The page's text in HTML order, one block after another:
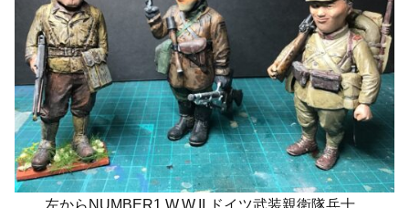
左からNUMBER1 W.W.II ドイツ武装親衛隊兵士